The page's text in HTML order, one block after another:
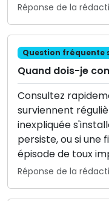
Réponse de la
Question fréquente
Quand dois-je
Consultez
surviennent
inexpliquée
persiste, ou si
épisode de toux
Réponse de la